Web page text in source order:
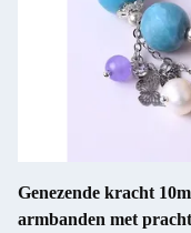
Genezende kracht
armbanden met